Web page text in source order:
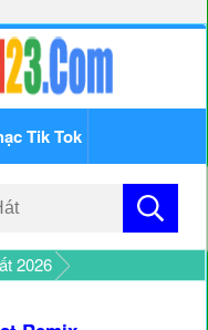
Tik Tok
2026